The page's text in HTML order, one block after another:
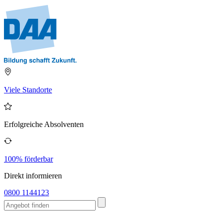
Viele Standorte
Erfolgreiche Absolventen
100% förderbar
Direkt informieren
0800 1144123